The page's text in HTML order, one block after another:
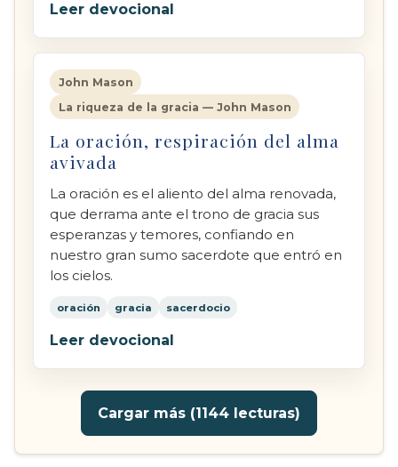
Leer devocional
John Mason
La riqueza de la gracia — John Mason
La oración, respiración del alma
avivada
La oración es el aliento del alma renovada,
que derrama ante el trono de gracia sus
esperanzas y temores, confiando en
nuestro gran sumo sacerdote que entró en
los cielos.
oración gracia sacerdocio
Leer devocional
Cargar más (1144 lecturas)